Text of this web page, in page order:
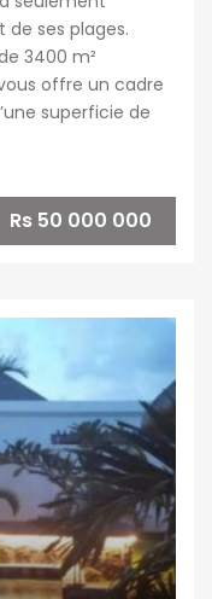
de ses plages.
3400 m²
offre un cadre
superficie de
Rs 50 000 000